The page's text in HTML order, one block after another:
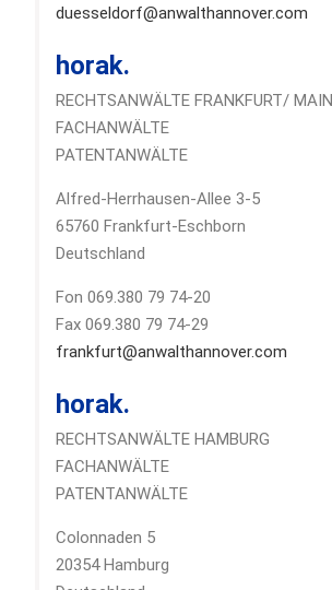
duesseldorf@anwalthannover.com
horak.
RECHTSANWÄLTE FRANKFURT/ MAIN
FACHANWÄLTE
PATENTANWÄLTE
Alfred-Herrhausen-Allee 3-5
65760 Frankfurt-Eschborn
Deutschland
Fon 069.380 79 74-20
Fax 069.380 79 74-29
frankfurt@anwalthannover.com
horak.
RECHTSANWÄLTE HAMBURG
FACHANWÄLTE
PATENTANWÄLTE
Colonnaden 5
20354 Hamburg